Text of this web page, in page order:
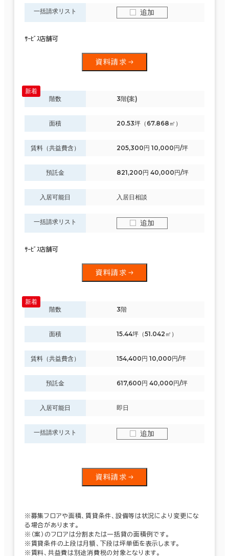
一括請求リスト 追加
ｻｰﾋﾞｽ店舗可
資料請求
階数 3階(案)
面積 20.53坪（67.868㎡）
賃料（共益費含） 205,300円 10,000円/坪
預託金 821,200円 40,000円/坪
入居可能日 入居日相談
一括請求リスト 追加
ｻｰﾋﾞｽ店舗可
資料請求
階数 3階
面積 15.44坪（51.042㎡）
賃料（共益費含） 154,400円 10,000円/坪
預託金 617,600円 40,000円/坪
入居可能日 即日
一括請求リスト 追加
資料請求
※募集フロアや面積、賃貸条件、設備等は状況により変更にな
る場合があります。
※（案）のフロアは分割または一括貸の面積例です。
※賃貸条件の上段は月額、下段は坪単価を表示します。
※賃料、共益費は別途消費税の対象となります。